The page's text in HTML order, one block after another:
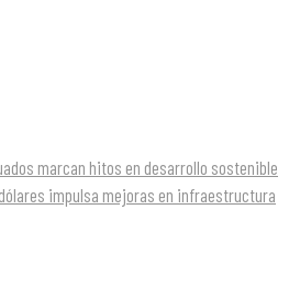
marcan hitos en desarrollo sostenible
impulsa mejoras en infraestructura